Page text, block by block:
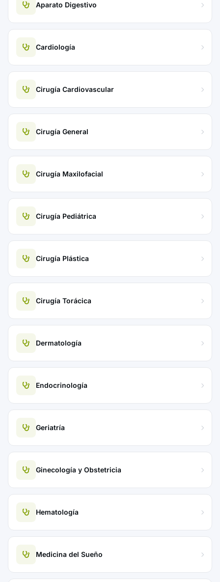
Aparato Digestivo
Cardiología
Cirugía Cardiovascular
Cirugía General
Cirugía Maxilofacial
Cirugía Pediátrica
Cirugía Plástica
Cirugía Torácica
Dermatología
Endocrinología
Geriatría
Ginecología y Obstetricia
Hematología
Medicina del Sueño